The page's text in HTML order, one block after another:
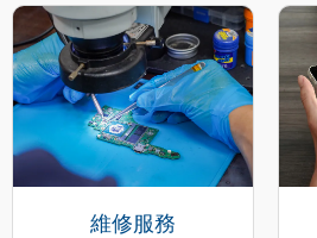
維修服務